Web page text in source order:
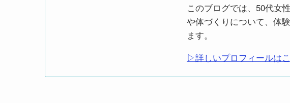
このブログでは、50代女
や体づくりについて、体
ます。
▷詳しいプロフィールは